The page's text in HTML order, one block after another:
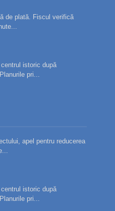
de plată. Fiscul verifică
istoric după
pri...
apel pentru reducerea
istoric după
pri...